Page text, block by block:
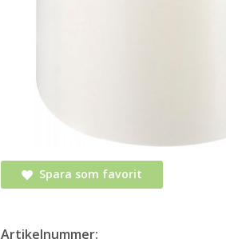
Spara som favorit
Artikelnummer: